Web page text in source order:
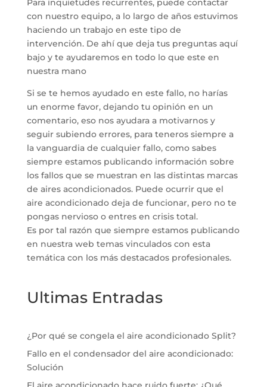
Para inquietudes recurrentes, puede contactar
con nuestro equipo, a lo largo de años estuvimos
haciendo un trabajo en este tipo de
intervención. De ahí que deja tus preguntas aquí
bajo y te ayudaremos en todo lo que este en
nuestra mano
Si se te hemos ayudado en este fallo, no harías
un enorme favor, dejando tu opinión en un
comentario, eso nos ayudara a motivarnos y
seguir subiendo errores, para teneros siempre a
la vanguardia de cualquier fallo, como sabes
siempre estamos publicando información sobre
los fallos que se muestran en las distintas marcas
de aires acondicionados. Puede ocurrir que el
aire acondicionado deja de funcionar, pero no te
pongas nervioso o entres en crisis total.
Es por tal razón que siempre estamos publicando
en nuestra web temas vinculados con esta
temática con los más destacados profesionales.
Ultimas Entradas
¿Por qué se congela el aire acondicionado Split?
Fallo en el condensador del aire acondicionado:
Solución